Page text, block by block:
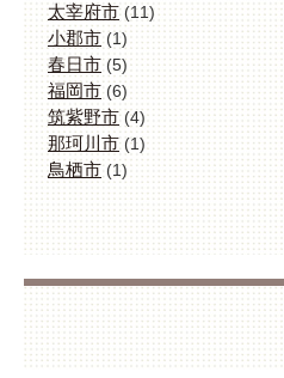
太宰府市(11)
小郡市(1)
春日市(5)
福岡市(6)
筑紫野市(4)
那珂川市(1)
鳥栖市(1)